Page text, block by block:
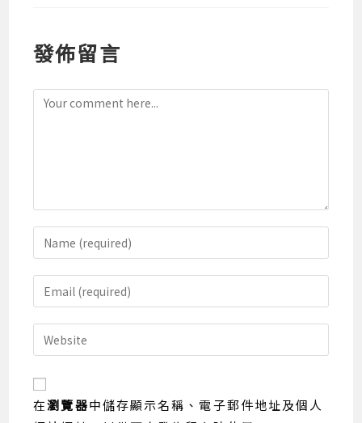
發佈留言
Comment
Enter
your
name
or
to
comment
Enter
your
email
address
Enter
your
URL
(optional)
在瀏覽器中儲存顯示名稱、電子郵件地址及個人